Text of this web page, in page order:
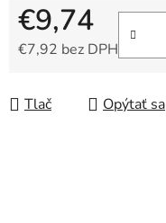
€9,74
€7,92 bez DPH
Tlač Opýtať sa